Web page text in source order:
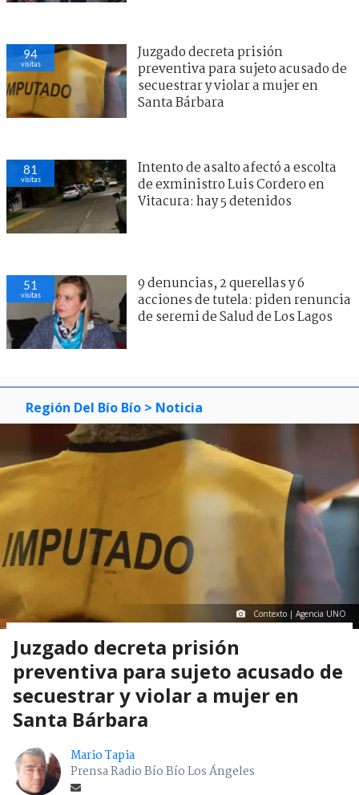
94
visitas
Juzgado decreta prisión
preventiva para sujeto acusado de
secuestrar y violar a mujer en
Santa Bárbara
81
visitas
Intento de asalto afectó a escolta
de exministro Luis Cordero en
Vitacura: hay 5 detenidos
51
visitas
9 denuncias, 2 querellas y 6
acciones de tutela: piden renuncia
de seremi de Salud de Los Lagos
Región Del Bío Bío > Noticia
Contexto | Agencia UNO
Juzgado decreta prisión
preventiva para sujeto acusado de
secuestrar y violar a mujer en
Santa Bárbara
Mario Tapia
Prensa Radio Bío Bío Los Ángeles